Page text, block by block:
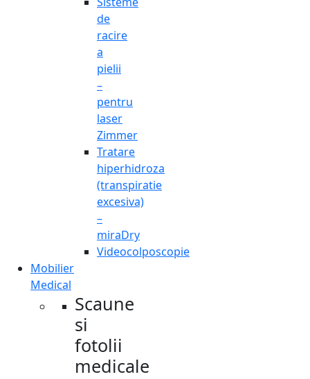
de
racire
a
pielii
–
pentru
laser
Zimmer
Tratare
hiperhidroza
(transpiratie
excesiva)
–
miraDry
Videocolposcopie
Mobilier
Medical
Scaune
si
fotolii
medicale